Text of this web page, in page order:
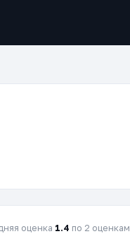
оценка 1.4 по 2 оценкам